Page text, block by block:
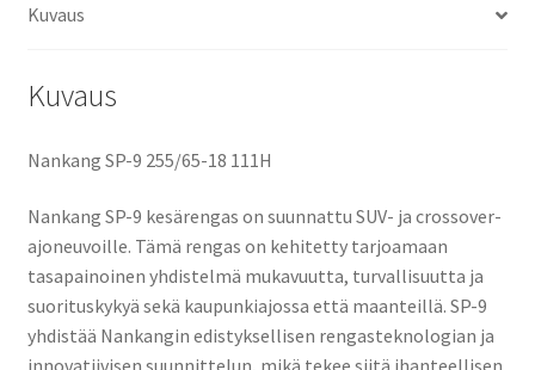
Kuvaus
Kuvaus
Nankang SP-9 255/65-18 111H
Nankang SP-9 kesärengas on suunnattu SUV- ja crossover-
ajoneuvoille. Tämä rengas on kehitetty tarjoamaan
tasapainoinen yhdistelmä mukavuutta, turvallisuutta ja
suorituskykyä sekä kaupunkiajossa että maanteillä. SP-9
yhdistää Nankangin edistyksellisen rengasteknologian ja